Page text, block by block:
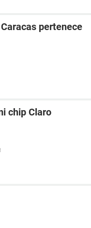
pertenece
chip Claro